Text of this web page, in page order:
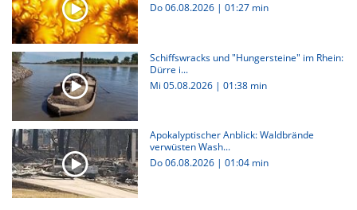
Do 06.08.2026 | 01:27 min
Schiffswracks und "Hungersteine" im Rhein:
Dürre i...
Mi 05.08.2026 | 01:38 min
Apokalyptischer Anblick: Waldbrände
verwüsten Wash...
Do 06.08.2026 | 01:04 min